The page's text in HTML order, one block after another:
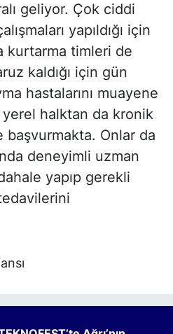
geliyor. Çok ciddi
yapıldığı için
kurtarma timleri de
kaldığı için gün
hastalarını muayene
halktan da kronik
başvurmakta. Onlar da
deneyimli uzman
yapıp gerekli